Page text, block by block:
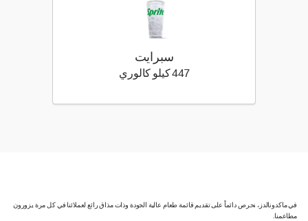
سبرايت
447 كيلو كالوري 447 كيلو سعرة حرارية
في ماكدونالدز، نحرص دائماً على تقديم قائمة طعام عالية الجودة وذات مذاق رائع لعملائنا في كل مرة يزورون
مطاعمنا.